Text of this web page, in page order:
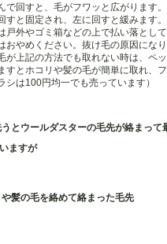
で回すと、毛がフワッと広がります
すと固定され、左に回すと緩みます。
戸外やゴミ箱などの上で払い落とし
おやめください。抜け毛の原因になり
が上記の方法でも取れない時は、ペ
すとホコリや髪の毛が簡単に取れ、
シは100円均一でも売っています）
とウールダスターの毛先が絡まって
ますが
髪の毛を絡めて絡まった毛先